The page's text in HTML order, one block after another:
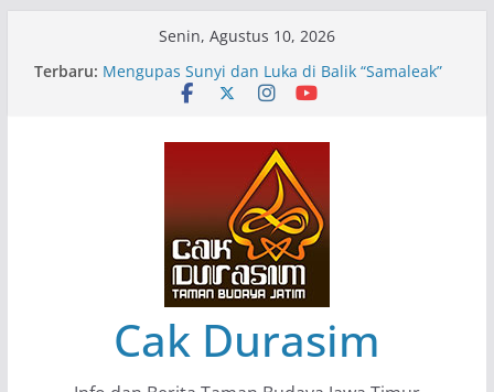
Senin, Agustus 10, 2026
Terbaru: Pameran Lukisan Komunitas Patria Seni Rupa
Kota Blitar : Ketika “Bergerak” Menjadi Mantra
Mengupas Sunyi dan Luka di Balik “Samaleak”
Menjaga Marwah Seni dan Budaya: Catatan
Kunjungan Kerja Ir. Bambang Haryo Soekartono
(BHS) Anggota DPR RI ke Taman Budaya Jawa
Pameran Tunggal 35 Karya Agus Koecink
“Tumbang Tambang”, Ungkapan Kritis Tentang
Derita Pekerja Pertambangan
Cak Durasim